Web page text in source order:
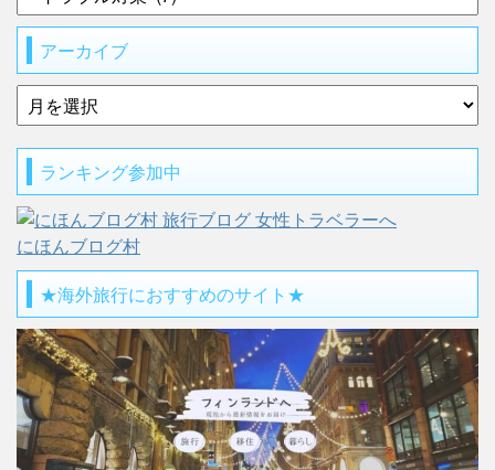
アーカイブ
ランキング参加中
にほんブログ村
★海外旅行におすすめのサイト★